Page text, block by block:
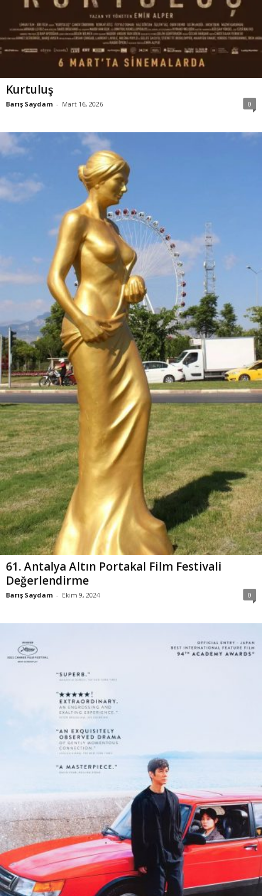
Kurtuluş
Barış Saydam - Mart 16, 2026 0
61. Antalya Altın Portakal Film Festivali
Değerlendirme
Barış Saydam - Ekim 9, 2024 0